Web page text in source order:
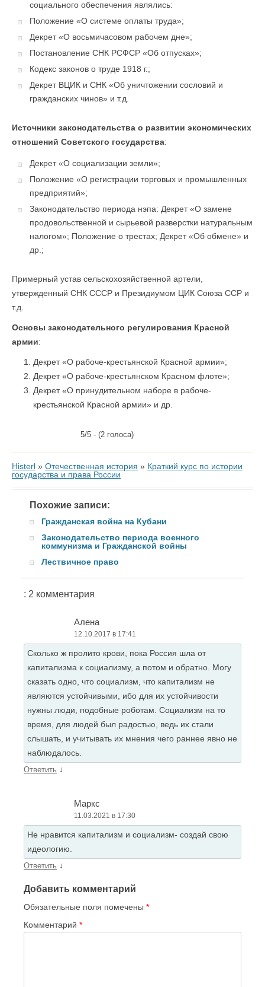
социального обеспечения являлись:
Положение «О системе оплаты труда»;
Декрет «О восьмичасовом рабочем дне»;
Постановление СНК РСФСР «Об отпусках»;
Кодекс законов о труде 1918 г.;
Декрет ВЦИК и СНК «Об уничтожении сословий и
гражданских чинов» и т.д.
Источники законодательства о развитии экономических
отношений Советского государства:
Декрет «О социализации земли»;
Положение «О регистрации торговых и промышленных
предприятий»;
Законодательство периода нэпа: Декрет «О замене
продовольственной и сырьевой разверстки натуральным
налогом»; Положение о трестах; Декрет «Об обмене» и
др.;
Примерный устав сельскохозяйственной артели,
утвержденный СНК СССР и Президиумом ЦИК Союза ССР и
т.д.
Основы законодательного регулирования Красной
армии:
Декрет «О рабоче-крестьянской Красной армии»;
Декрет «О рабоче-крестьянском Красном флоте»;
Декрет «О принудительном наборе в рабоче-
крестьянской Красной армии» и др.
5/5 - (2 голоса)
Histerl » Отечественная история » Краткий курс по истории
государства и права России
Похожие записи:
Гражданская война на Кубани
Законодательство периода военного
коммунизма и Гражданской войны
Лествичное право
: 2 комментария
Алена
12.10.2017 в 17:41
Сколько ж пролито крови, пока Россия шла от
капитализма к социализму, а потом и обратно. Могу
сказать одно, что социализм, что капитализм не
являются устойчивыми, ибо для их устойчивости
нужны люди, подобные роботам. Социализм на то
время, для людей был радостью, ведь их стали
слышать, и учитывать их мнения чего раннее явно не
наблюдалось.
Ответить ↓
Маркс
11.03.2021 в 17:30
Не нравится капитализм и социализм- создай свою
идеологию.
Ответить ↓
Добавить комментарий
Обязательные поля помечены *
Комментарий *